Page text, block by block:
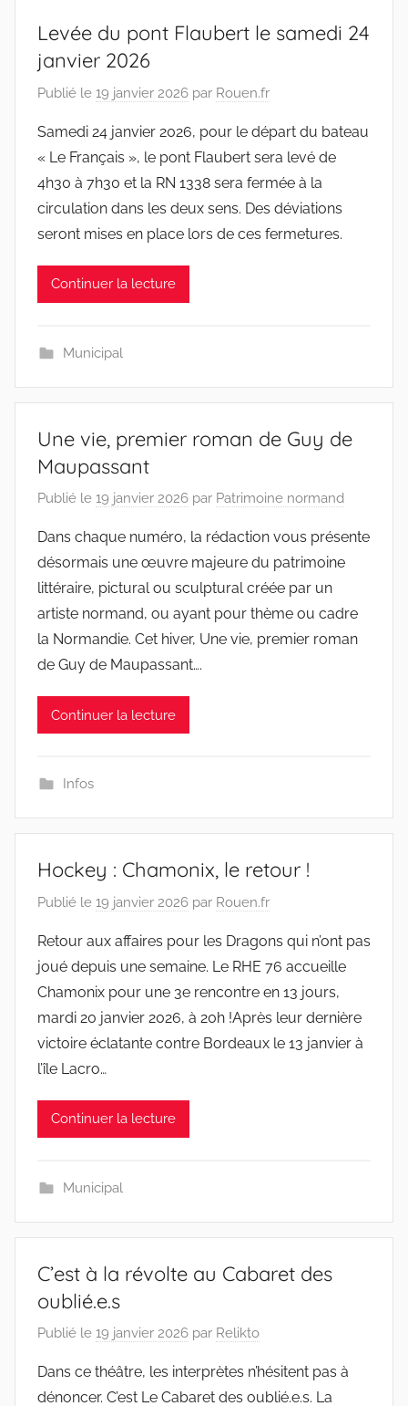
Levée du pont Flaubert le samedi 24
janvier 2026
Publié le 19 janvier 2026 par Rouen.fr
Samedi 24 janvier 2026, pour le départ du bateau
« Le Français », le pont Flaubert sera levé de
4h30 à 7h30 et la RN 1338 sera fermée à la
circulation dans les deux sens. Des déviations
seront mises en place lors de ces fermetures.
Continuer la lecture
Municipal
Une vie, premier roman de Guy de
Maupassant
Publié le 19 janvier 2026 par Patrimoine normand
Dans chaque numéro, la rédaction vous présente
désormais une œuvre majeure du patrimoine
littéraire, pictural ou sculptural créée par un
artiste normand, ou ayant pour thème ou cadre
la Normandie. Cet hiver, Une vie, premier roman
de Guy de Maupassant….
Continuer la lecture
Infos
Hockey : Chamonix, le retour !
Publié le 19 janvier 2026 par Rouen.fr
Retour aux affaires pour les Dragons qui n’ont pas
joué depuis une semaine. Le RHE 76 accueille
Chamonix pour une 3e rencontre en 13 jours,
mardi 20 janvier 2026, à 20h !Après leur dernière
victoire éclatante contre Bordeaux le 13 janvier à
l’île Lacro…
Continuer la lecture
Municipal
C’est à la révolte au Cabaret des
oublié.e.s
Publié le 19 janvier 2026 par Relikto
Dans ce théâtre, les interprètes n’hésitent pas à
dénoncer. C’est Le Cabaret des oublié.e.s. La